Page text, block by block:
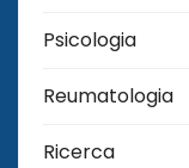
Psicologia
Reumatologia
Ricerca